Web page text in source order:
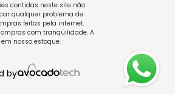
contidas neste site não
qualquer problema de
feitas pela internet.
com tranqüilidade. A
nosso estoque.
by